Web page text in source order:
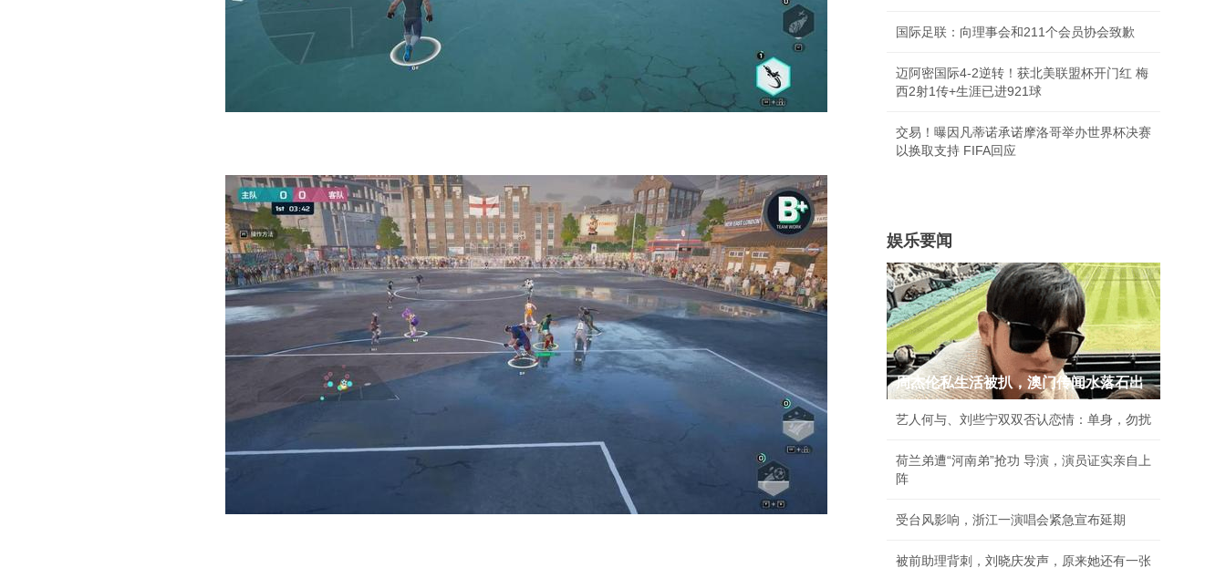
国际足联：向理事会和211个会员协会致歉
迈阿密国际4-2逆转！获北美联盟杯开门红 梅
西2射1传+生涯已进921球
交易！曝因凡蒂诺承诺摩洛哥举办世界杯决赛
以换取支持 FIFA回应
娱乐要闻
周杰伦私生活被扒，澳门传闻水落石出
艺人何与、刘些宁双双否认恋情：单身，勿扰
荷兰弟遭“河南弟”抢功 导演，演员证实亲自上
阵
受台风影响，浙江一演唱会紧急宣布延期
被前助理背刺，刘晓庆发声，原来她还有一张